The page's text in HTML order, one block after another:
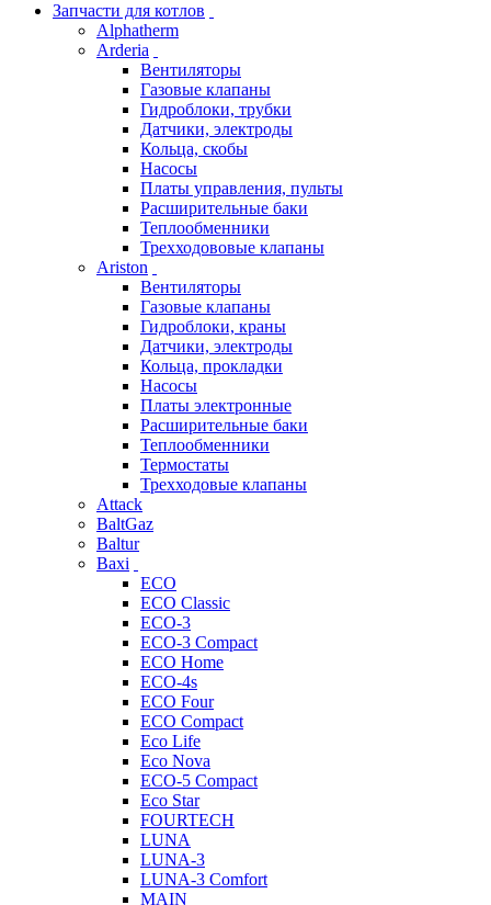
Запчасти для котлов
Alphatherm
Arderia
Вентиляторы
Газовые клапаны
Гидроблоки, трубки
Датчики, электроды
Кольца, скобы
Насосы
Платы управления, пульты
Расширительные баки
Теплообменники
Трехходововые клапаны
Ariston
Вентиляторы
Газовые клапаны
Гидроблоки, краны
Датчики, электроды
Кольца, прокладки
Насосы
Платы электронные
Расширительные баки
Теплообменники
Термостаты
Трехходовые клапаны
Attack
BaltGaz
Baltur
Baxi
ECO
ECO Classic
ECO-3
ECO-3 Compact
ECO Home
ECO-4s
ECO Four
ECO Compact
Eco Life
Eco Nova
ECO-5 Compact
Eco Star
FOURTECH
LUNA
LUNA-3
LUNA-3 Comfort
MAIN